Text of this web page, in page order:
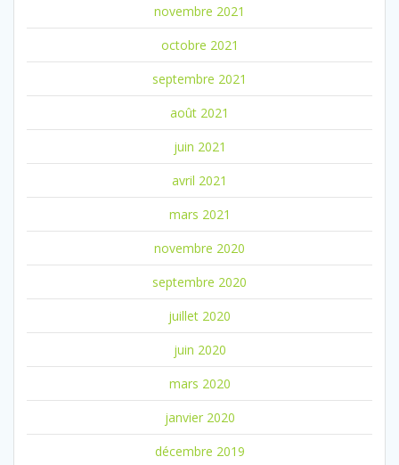
novembre 2021
octobre 2021
septembre 2021
août 2021
juin 2021
avril 2021
mars 2021
novembre 2020
septembre 2020
juillet 2020
juin 2020
mars 2020
janvier 2020
décembre 2019